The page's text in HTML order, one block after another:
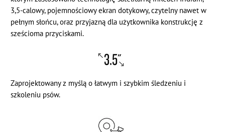
3,5-calowy, pojemnościowy ekran dotykowy, czytelny nawet w
pełnym słońcu, oraz przyjazną dla użytkownika konstrukcję z
sześcioma przyciskami.
Zaprojektowany z myślą o łatwym i szybkim śledzeniu i
szkoleniu psów.